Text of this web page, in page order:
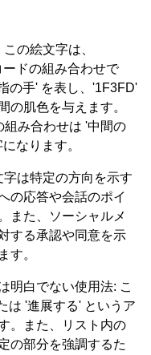
の絵文字は、
ドの組み合わせで
の手' を表し、'1F3FD'
の肌色を与えます。
組み合わせは '中間の
なります。
は特定の方向を示す
の応答や会話のポイ
また、ソーシャルメ
する承認や同意を示
す。
明白でない使用法: こ
は '進展する' というア
。また、リスト内の
の部分を強調するた